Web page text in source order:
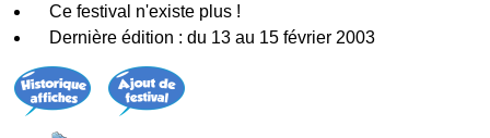
Ce festival n'existe plus !
Dernière édition : du 13 au 15 février 2003